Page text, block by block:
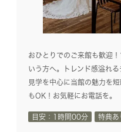
おひとりでのご来館も歓迎
いう方へ。トレンド感溢れ
見学を中心に当館の魅力を
もOK！お気軽にお電話を。
目安：1時間00分 特典あ